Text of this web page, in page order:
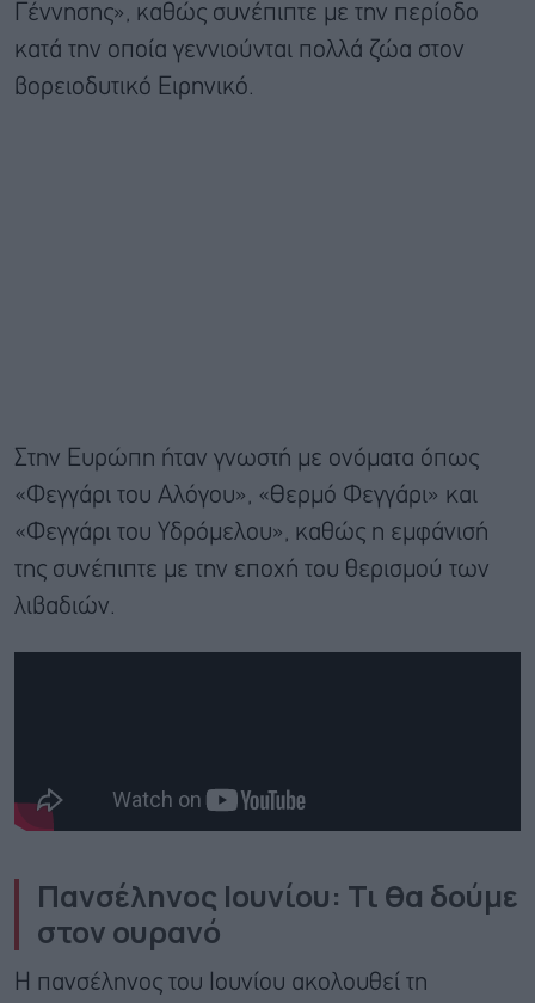
Γέννησης», καθώς συνέπιπτε με την περίοδο
κατά την οποία γεννιούνται πολλά ζώα στον
βορειοδυτικό Ειρηνικό.
Στην Ευρώπη ήταν γνωστή με ονόματα όπως
«Φεγγάρι του Αλόγου», «Θερμό Φεγγάρι» και
«Φεγγάρι του Υδρόμελου», καθώς η εμφάνισή
της συνέπιπτε με την εποχή του θερισμού των
λιβαδιών.
Πανσέληνος Ιουνίου: Τι θα δούμε
στον ουρανό
Η πανσέληνος του Ιουνίου ακολουθεί τη